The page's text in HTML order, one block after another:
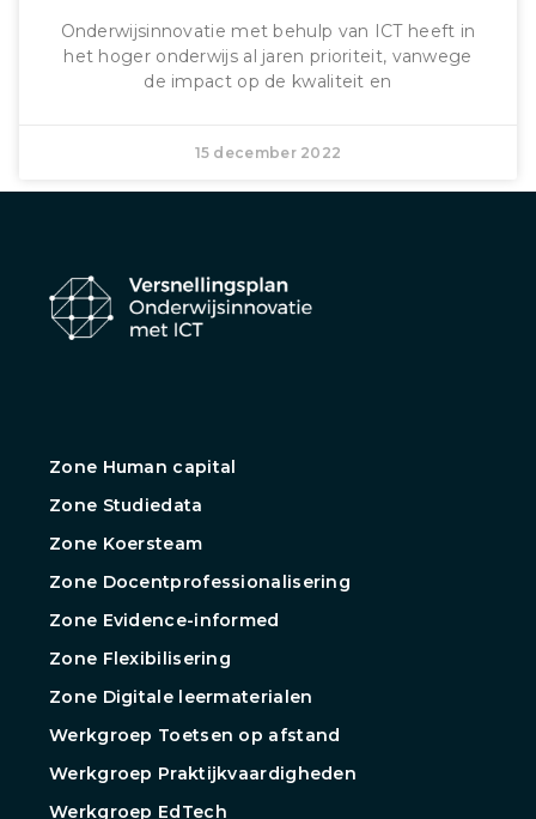
Onderwijsinnovatie met behulp van ICT heeft in
het hoger onderwijs al jaren prioriteit, vanwege
de impact op de kwaliteit en
15 december 2022
Zone Human capital
Zone Studiedata
Zone Koersteam
Zone Docentprofessionalisering
Zone Evidence-informed
Zone Flexibilisering
Zone Digitale leermaterialen
Werkgroep Toetsen op afstand
Werkgroep Praktijkvaardigheden
Werkgroep EdTech